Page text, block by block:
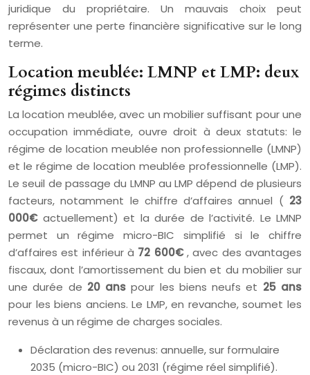
juridique du propriétaire. Un mauvais choix peut
représenter une perte financière significative sur le long
terme.
Location meublée: LMNP et LMP: deux
régimes distincts
La location meublée, avec un mobilier suffisant pour une
occupation immédiate, ouvre droit à deux statuts: le
régime de location meublée non professionnelle (LMNP)
et le régime de location meublée professionnelle (LMP).
Le seuil de passage du LMNP au LMP dépend de plusieurs
facteurs, notamment le chiffre d’affaires annuel ( 23
000€ actuellement) et la durée de l’activité. Le LMNP
permet un régime micro-BIC simplifié si le chiffre
d’affaires est inférieur à 72 600€, avec des avantages
fiscaux, dont l’amortissement du bien et du mobilier sur
une durée de 20 anspour les biens neufs et 25 ans
pour les biens anciens. Le LMP, en revanche, soumet les
revenus à un régime de charges sociales.
Déclaration des revenus: annuelle, sur formulaire
2035 (micro-BIC) ou 2031 (régime réel simplifié).